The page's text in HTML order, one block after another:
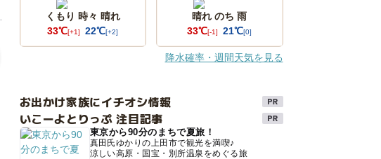
くもり 時々 晴れ
33℃[+1] 22℃[+2]
晴れ のち 雨
33℃[-1] 21℃[0]
降水確率・週間天気を見る
お出かけ家族にイチオシ情報
いこーよとりっぷ 注目記事
東京から90分のまちで夏旅！
真田氏ゆかりの上田市で観光を満喫♪
涼しい高原・国宝・別所温泉をめぐる旅